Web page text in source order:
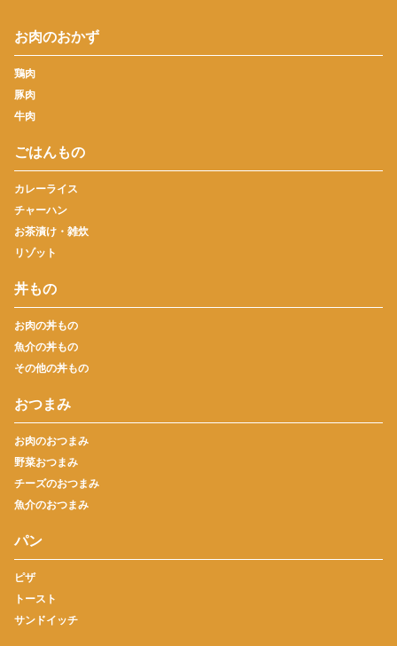
お肉のおかず
鶏肉
豚肉
牛肉
ごはんもの
カレーライス
チャーハン
お茶漬け・雑炊
リゾット
丼もの
お肉の丼もの
魚介の丼もの
その他の丼もの
おつまみ
お肉のおつまみ
野菜おつまみ
チーズのおつまみ
魚介のおつまみ
パン
ピザ
トースト
サンドイッチ